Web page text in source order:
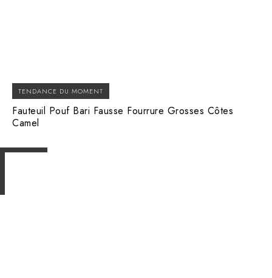
TENDANCE DU MOMENT
Fauteuil Pouf Bari Fausse Fourrure Grosses Côtes
Camel